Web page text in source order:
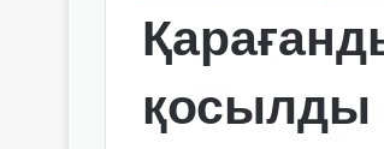
қосылды